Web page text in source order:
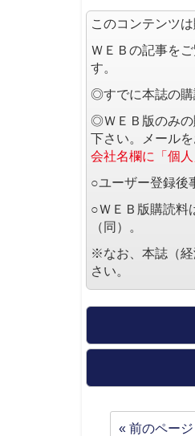
このコンテンツ
ＷＥＢの記事を
す。
◎すでに本誌の購
◎ＷＥＢ版のみの
下さい。メール
会社名欄に「個人
○ユーザー登録後
○ＷＥＢ版購読料
（同）。
※なお、本誌（経
さい。
« 前のページ